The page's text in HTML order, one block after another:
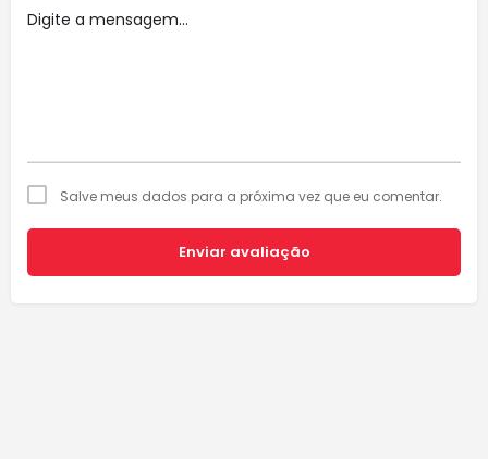
Salve meus dados para a próxima vez que eu comentar.
Enviar avaliação